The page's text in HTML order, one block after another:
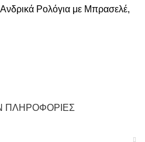
Ανδρικά Ρολόγια με Μπρασελέ,
ΠΛΗΡΟΦΟΡΊΕΣ